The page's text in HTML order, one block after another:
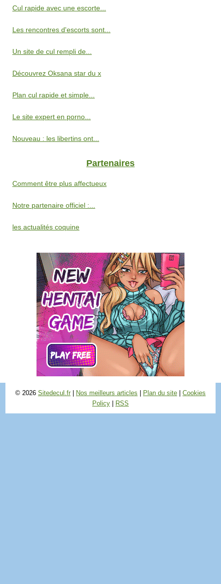
Cul rapide avec une escorte...
Les rencontres d'escorts sont...
Un site de cul rempli de...
Découvrez Oksana star du x
Plan cul rapide et simple...
Le site expert en porno...
Nouveau : les libertins ont...
Partenaires
Comment être plus affectueux
Notre partenaire officiel :...
les actualités coquine
© 2026 Sitedecul.fr| Nos meilleurs articles Plan du site
Cookies
Policy
RSS